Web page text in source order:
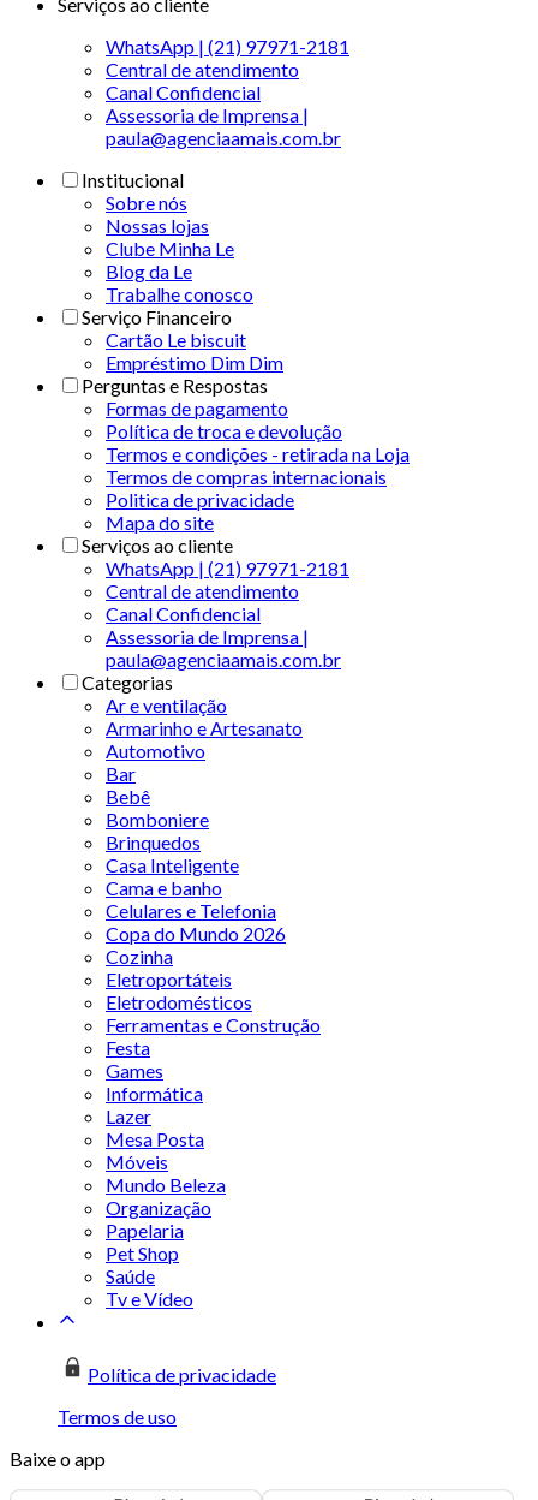
WhatsApp | (21) 97971-2181
Central de atendimento
Canal Confidencial
Assessoria de Imprensa |
paula@agenciaamais.com.br
Institucional
Sobre nós
Nossas lojas
Clube Minha Le
Blog da Le
Trabalhe conosco
Serviço Financeiro
Cartão Le biscuit
Empréstimo Dim Dim
Perguntas e Respostas
Formas de pagamento
Política de troca e devolução
Termos e condições - retirada na Loja
Termos de compras internacionais
Politica de privacidade
Mapa do site
Serviços ao cliente
WhatsApp | (21) 97971-2181
Central de atendimento
Canal Confidencial
Assessoria de Imprensa |
paula@agenciaamais.com.br
Categorias
Ar e ventilação
Armarinho e Artesanato
Automotivo
Bar
Bebê
Bomboniere
Brinquedos
Casa Inteligente
Cama e banho
Celulares e Telefonia
Copa do Mundo 2026
Cozinha
Eletroportáteis
Eletrodomésticos
Ferramentas e Construção
Festa
Games
Informática
Lazer
Mesa Posta
Móveis
Mundo Beleza
Organização
Papelaria
Pet Shop
Saúde
Tv e Vídeo
Política de privacidade
Termos de uso
Baixe o app